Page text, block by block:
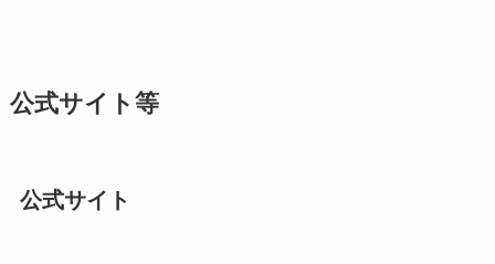
公式サイト等
公式サイト